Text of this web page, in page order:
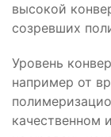
высокой
созревших
Уровень
например от
качественном